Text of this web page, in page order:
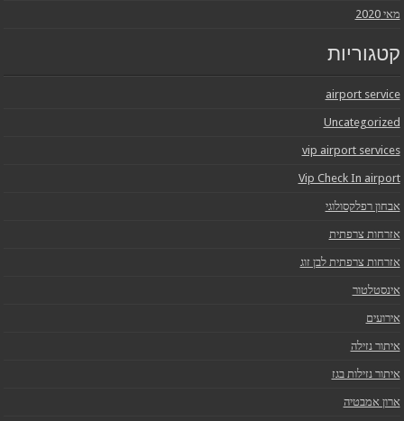
מאי 2020
קטגוריות
airport service
Uncategorized
vip airport services
Vip Check In airport
אבחון רפלקסולוגי
אזרחות צרפתית
אזרחות צרפתית לבן זוג
אינסטלטור
אירועים
איתור נזילה
איתור נזילות בגז
ארון אמבטיה